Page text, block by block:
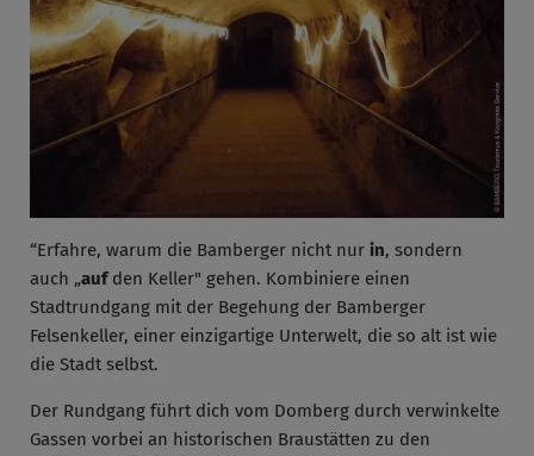
“Erfahre, warum die Bamberger nicht nur in, sondern
auch „aufden Keller" gehen. Kombiniere einen
Stadtrundgang mit der Begehung der Bamberger
Felsenkeller, einer einzigartige Unterwelt, die so alt ist wie
die Stadt selbst.
Der Rundgang führt dich vom Domberg durch verwinkelte
Gassen vorbei an historischen Braustätten zu den